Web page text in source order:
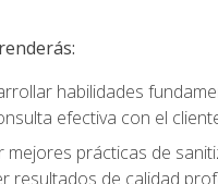
habilidades
efectiva con el
mejores prácticas de
resultados de calidad